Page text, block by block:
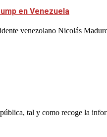
en Venezuela
venezolano Nicolás
tal y como recoge la